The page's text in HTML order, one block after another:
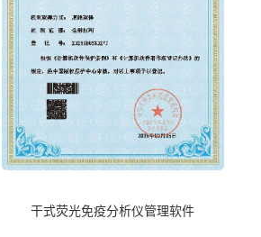
干式荧光免疫分析仪管理软件